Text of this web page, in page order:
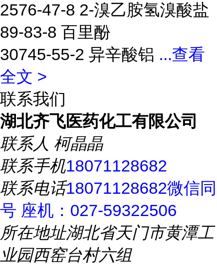
2576-47-8 2-溴乙胺氢溴酸盐
89-83-8 百里酚
30745-55-2 异辛酸铝 ...查看
全文 >
联系我们
湖北齐飞医药化工有限公司
联系人 柯晶晶
联系手机18071128682
联系电话18071128682微信同
号 座机：027-59322506
所在地址湖北省天门市黄潭工
业园西窑台村六组